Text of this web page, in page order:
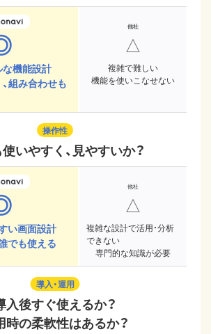
な機能設計
組み合わせも
△
複雑で難しい
機能を使いこなせない
操作性
いやすく、見やすいか？
い画面設計
でも使える
△
複雑な設計で活用・分析
できない
専門的な知識が必要
導入・運用
入後すぐ使えるか？
時の柔軟性はあるか？